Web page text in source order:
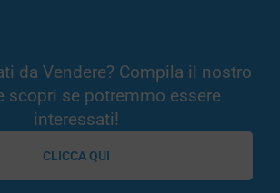
da Vendere? Compila il nostro
scopri se potremmo essere
interessati!
CLICCA QUI